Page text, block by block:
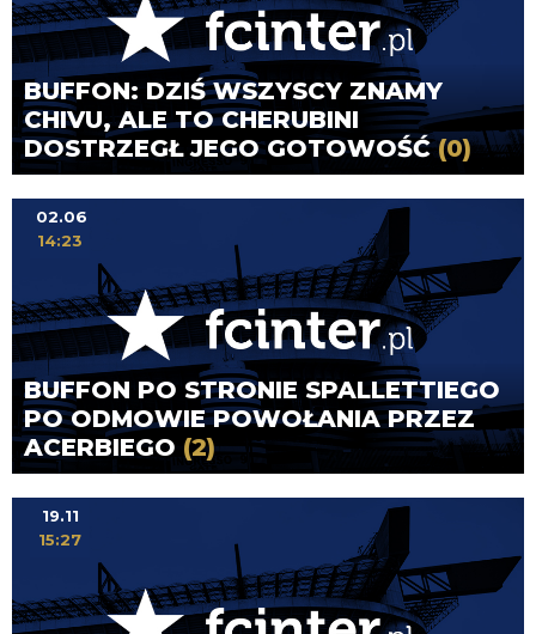
BUFFON: DZIŚ WSZYSCY ZNAMY
CHIVU, ALE TO CHERUBINI
DOSTRZEGŁ JEGO GOTOWOŚĆ(0)
BUFFON PO STRONIE SPALLETTIEGO
PO ODMOWIE POWOŁANIA PRZEZ
ACERBIEGO (2)
02.06
14:23
19.11
15:27